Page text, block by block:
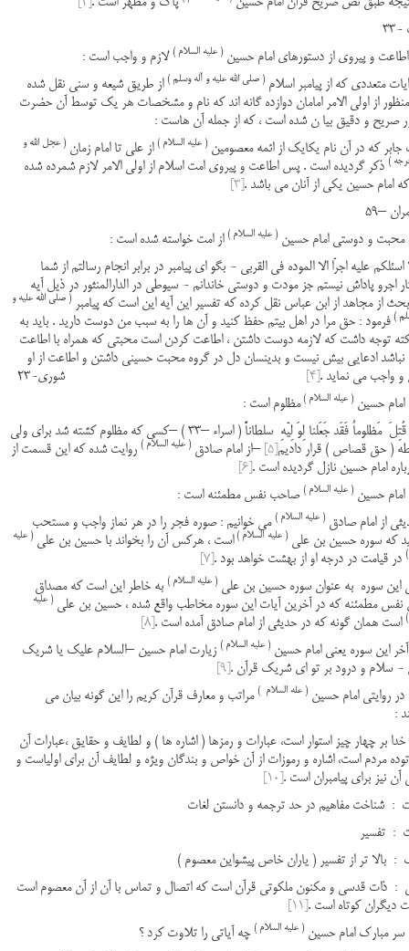
33
( علیه السلام ) لازم و واجب است :
متعددی که از پیامبر اسلام( صلی الله علیه و آله وسلم ) از طریق شیعه و سنی نقل شده
از اولی الامر امامان دوازده گانه اند که نام و مشخصات هر یک توسط آن حضرت
صریح و دقیق بیا ن شده است ، که از جمله آن هاست :
که در آن نام یکایک از ائمه معصومین( علیه السلام ) از علی تا امام زمان( عجل الله و
) ذکر گردیده است . پس اطاعت و پیروی امت اسلام از اولی الامر لازم شمرده شده
امام حسین یکی از آنان می باشد . [3]
–59
( علیه السلام ) از امت خواسته شده است :
علیه اجرّا الا الموده فی القربی - بگو ای پیامبر در برابر انجام رسالتم از شما
اجرو پاداش نیستم جز مودت و دوستی خاندانم - سیوطی در الدارالمنثور در ذیل آیه
از مجاهد از ابن عباس نقل کرده که تفسیر این آیه این است که پیامبر( صلی الله علیه و
) فرمود : حق مرا در اهل بیتم حفظ کنید و آن ها را به سبب من دوست دارید . باید به
توجه داشت که لازمه دوست داشتن ، اطاعت کردن است محبتی که همراه با اطاعت
ادعایی بیش نیست و بدینسان دل در گروه محبت حسینی داشتن و اطاعت از او
واجب می نماید . [4] شوری-23
( عیله السلام ) مظلوم است :
وَ مَن قُتِلَ مَظلوماٌ فَقَد جَعَلنا لِوَ لِیّهِ سلطاناً ( اسراء –33 ) –کسی که مظلوم کشته شد برای ولی
( حق قصاص ) قرار دادیم [5] –از امام صادق( علیه السلام ) روایت شده که این قسمت از
امام حسین نازل گردیده است . [6]
( علیه السلام ) صاحب نفس مطمئنه است :
از امام صادق( علیه السلام ) می خوانیم : صوره فجر را در هر نماز واجب و مستحب
که سوره حسین بن علی( علیه السلام )است ، هرکس آن را بخواند با حسین بن علی( علیه
در قیامت در درجه او از بهشت خواهد بود . [7]
این سوره به عنوان سوره حسین بن علی( علیه السلام ) به خاطر این است که مصداق
نفس مطمئنه که در آخرین آیات این سوره مخاطب واقع شده ، حسین بن علی( علیه
است همان گونه که در حدیثی از امام صادق آمده است . [8]
این سوره یعنی امام حسین( علیه السلام ) زیارت امام حسین –السلام علیک یا شریک
- سلام و درود بر تو ای شریک قرآن . [9]
( عله السلام ) مراتب و معارف قرآن کریم را این گونه بیان می
:
بر چهار چیز استوار است، عبارات و رمزها ( اشاره ها ) و لطایف و حقایق ،عبارات آن
مردم است، اشاره و رموزات از آن خواص و بندگان ویژه و لطایف آن برای اولیاست و
آن نیز برای پیامبران است . [10]
: شناخت مفاهیم در حد ترجمه و دانستن لغات
: تفسیر
: بالا تر از تفسیر ( یاران خاص پیشواین معصوم )
: ذات قدسی و مکنون ملکوتی قرآن است که اتصال و تماس با آن از آن معصوم است
دیگران کوتاه است . [11]
( علیه السلام ) چه آیاتی را تلاوت کرد ؟